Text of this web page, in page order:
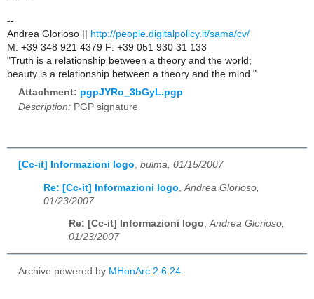
--
Andrea Glorioso || http://people.digitalpolicy.it/sama/cv/
M: +39 348 921 4379 F: +39 051 930 31 133
"Truth is a relationship between a theory and the world;
beauty is a relationship between a theory and the mind."
Attachment: pgpJYRo_3bGyL.pgp
Description: PGP signature
[Cc-it] Informazioni logo, bulma, 01/15/2007
Re: [Cc-it] Informazioni logo Andrea Glorioso,
01/23/2007
Re: [Cc-it] Informazioni logo,Andrea Glorioso,
01/23/2007
Archive powered by MHonArc 2.6.24.